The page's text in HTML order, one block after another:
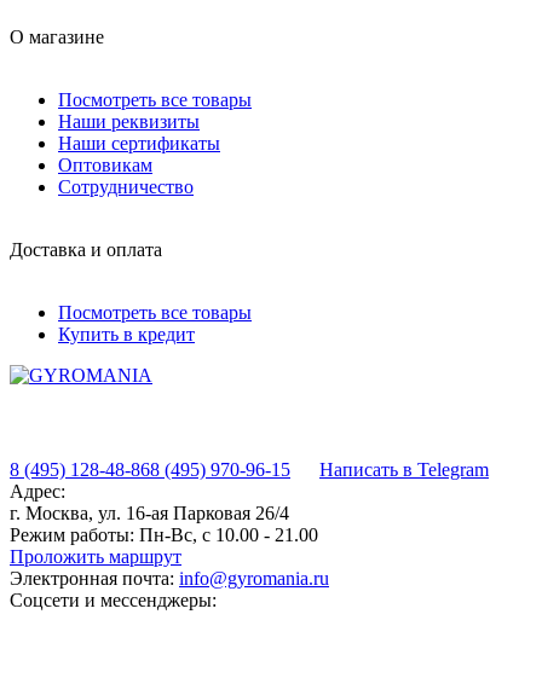
О магазине
Посмотреть все товары
Наши реквизиты
Наши сертификаты
Оптовикам
Сотрудничество
Доставка и оплата
Посмотреть все товары
Купить в кредит
8 (495) 128-48-868 (495) 970-96-15
Написать в Telegram
Адрес:
г. Москва, ул. 16-ая Парковая 26/4
Режим работы: Пн-Вс, с 10.00 - 21.00
Проложить маршрут
Электронная почта: info@gyromania.ru
Соцсети и мессенджеры: